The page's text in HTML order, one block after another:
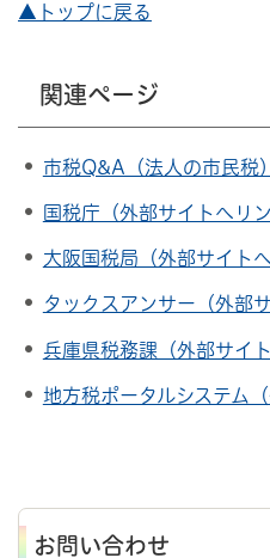
▲トップに戻る
関連ページ
市税Q&A（法人の市民税）
国税庁（外部サイトへリン
大阪国税局（外部サイトへ
タックスアンサー（外部
兵庫県税務課（外部サイ
地方税ポータルシステム
お問い合わせ